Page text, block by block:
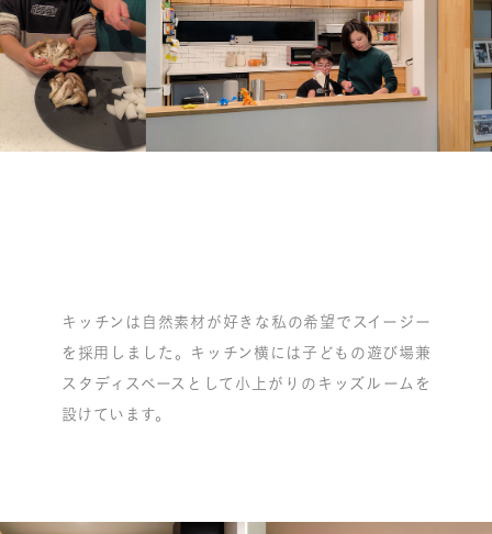
キッチンは自然素材が好きな私の希望でスイージー
を採用しました。キッチン横には子どもの遊び場兼
スタディスペースとして小上がりのキッズルームを
設けています。